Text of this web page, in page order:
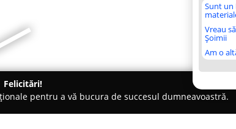
Sunt un
Vreau
Șoimii
Am o
Felicitări!
pentru a vă bucura de succesul dumneavoastră.